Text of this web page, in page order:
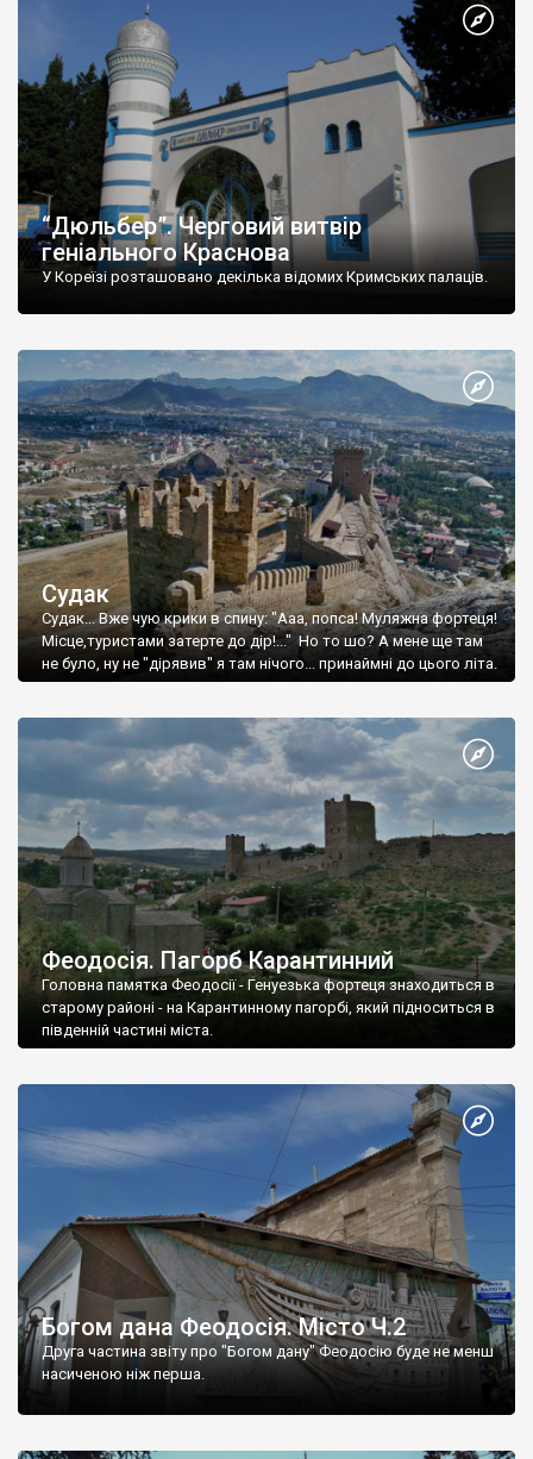
“Дюльбер”. Черговий витвір
геніального Краснова
У Кореїзі розташовано декілька відомих Кримських палаців.
Судак
Судак... Вже чую крики в спину: "Ааа, попса! Муляжна фортеця!
Місце,туристами затерте до дір!..." Но то шо? А мене ще там
не було, ну не "дірявив" я там нічого... принаймні до цього літа.
Феодосія. Пагорб Карантинний
Головна памятка Феодосії - Генуезька фортеця знаходиться в
старому районі - на Карантинному пагорбі, який підноситься в
південній частині міста.
Богом дана Феодосія. Місто Ч.2
Друга частина звіту про "Богом дану" Феодосію буде не менш
насиченою ніж перша.